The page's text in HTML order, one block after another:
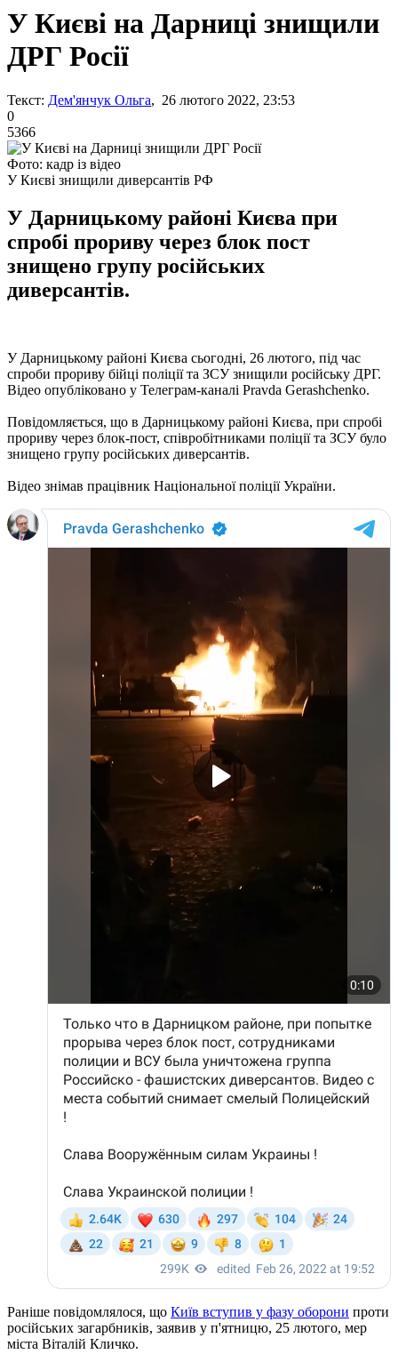
У Києві на Дарниці знищили
ДРГ Росії
Текст: Дем'янчук Ольга, 26 лютого 2022, 23:53
0
5366
Фото: кадр із відео
У Києві знищили диверсантів РФ
У Дарницькому районі Києва при
спробі прориву через блок пост
знищено групу російських
диверсантів.
У Дарницькому районі Києва сьогодні, 26 лютого, під час
спроби прориву бійці поліції та ЗСУ знищили російську ДРГ.
Відео опубліковано у Телеграм-каналі Pravda Gerashchenko.
Повідомляється, що в Дарницькому районі Києва, при спробі
прориву через блок-пост, співробітниками поліції та ЗСУ було
знищено групу російських диверсантів.
Відео знімав працівник Національної поліції України.
Раніше повідомлялося, що Київ вступив у фазу оборони проти
російських загарбників, заявив у п'ятницю, 25 лютого, мер
міста Віталій Кличко.